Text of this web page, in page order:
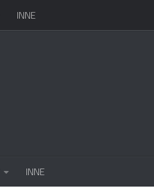
INNE
INNE